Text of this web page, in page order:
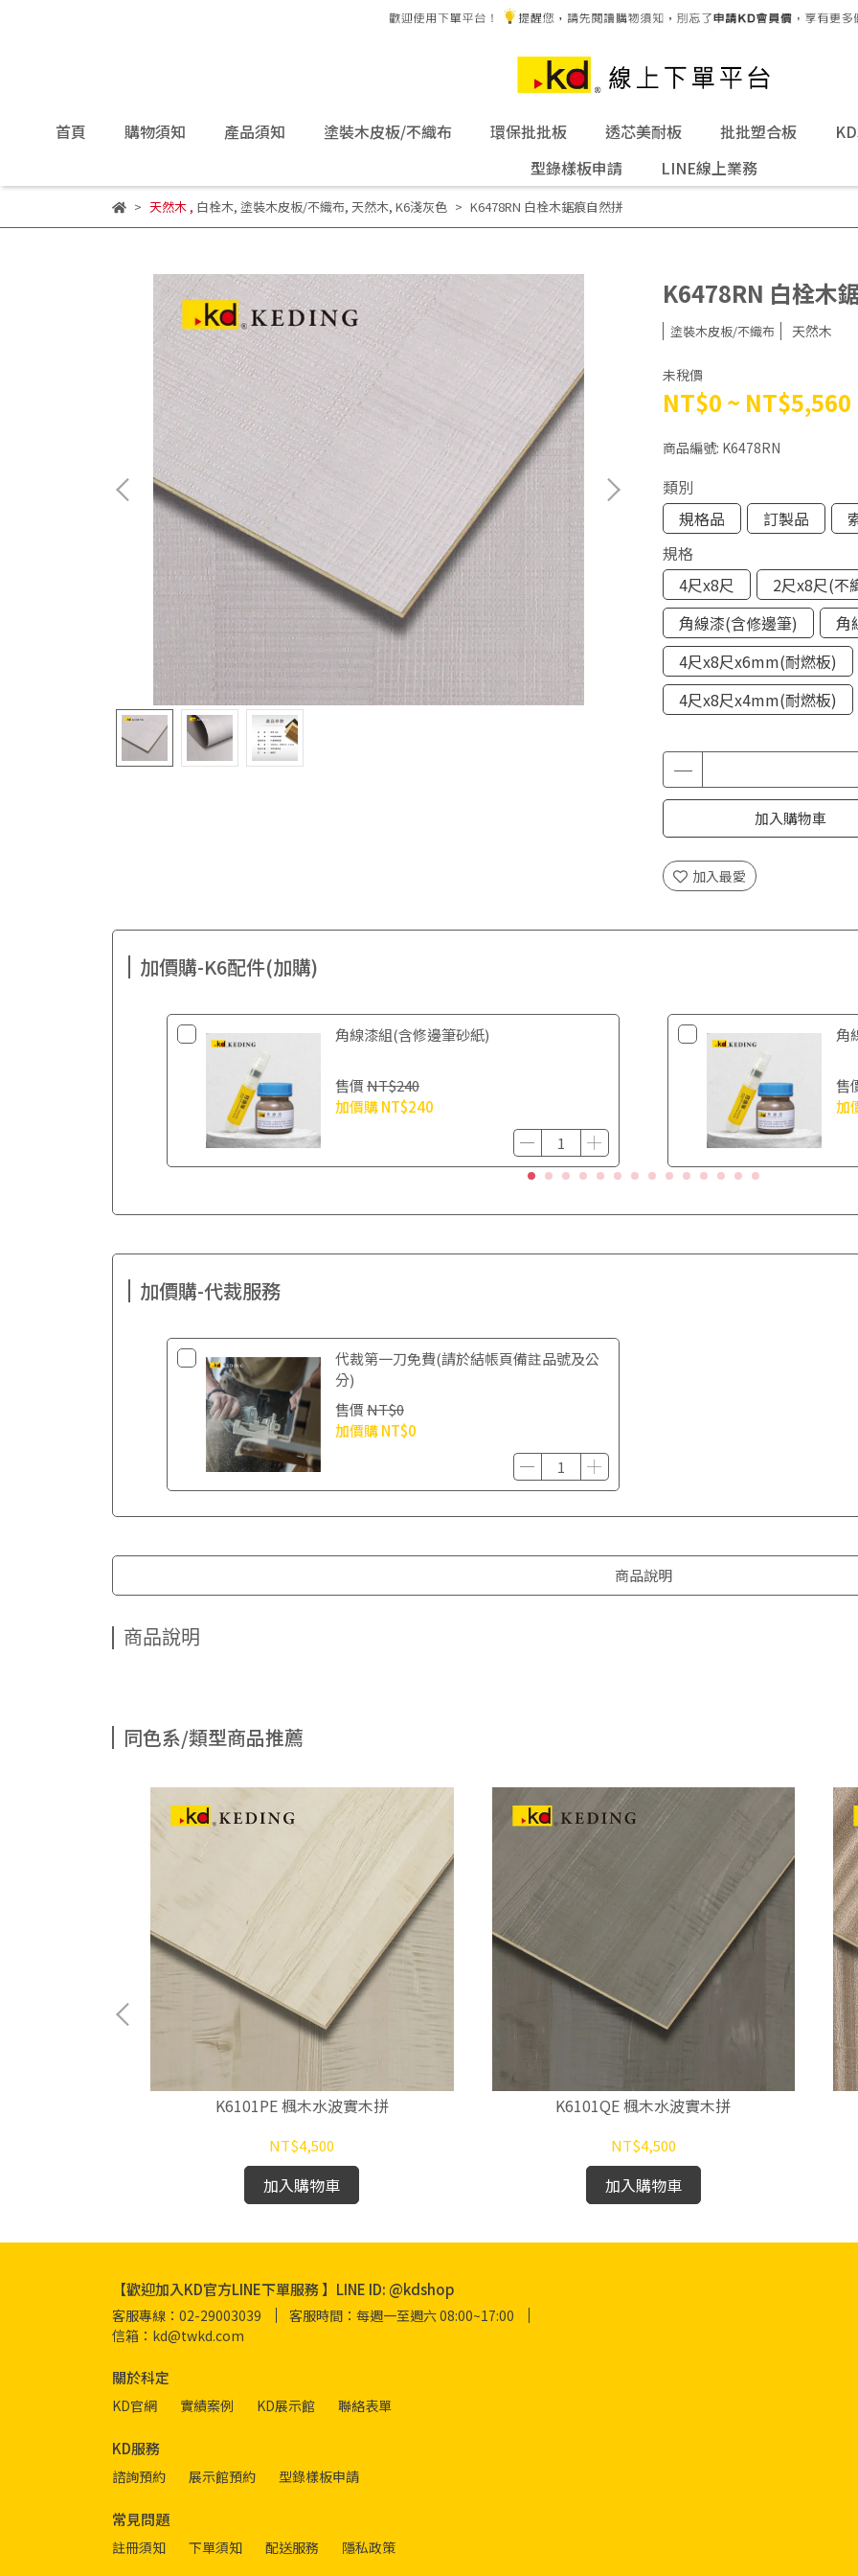
首頁 購物須知 產品須知 塗裝木皮板/不織布 環保批批板 透芯美耐板 批批塑合板
型錄樣板申請
LINE線上業務
天然木, 白栓木, 塗裝木皮板/不織布, 天然木, K6淺灰色 K6478RN 白栓木鋸痕自然拼
K6478RN 白栓木
塗裝木皮板/不織布 天然木
未稅價
NT$0 ~ NT$5,560
商品編號: K6478RN
類別
規格品
訂製品
規格
4尺x8尺
2尺x8尺(不
角線漆(含修邊筆)
角
4尺x8尺x6mm(耐燃板)
4尺x8尺x4mm(耐燃板)
加入購物車
加入最愛
加價購-K6配件(加購)
角線漆組(含修邊筆砂紙)
售價NT$240
加價購NT$240
角
售
加
加價購-代裁服務
代裁第一刀免費(請於結帳頁備註品號及公
分)
售價NT$0
加價購NT$0
商品說明
商品說明
同色系/類型商品推薦
K6101PE 楓木水波實木拼
NT$4,500
加入購物車
K6101QE 楓木水波實木拼
NT$4,500
加入購物車
【歡迎加入KD官方LINE下單服務 】LINE ID: @kdshop
客服專線：02-29003039
客服時間：每週一至週六 08:00~17:00
信箱：kd@twkd.com
關於科定
KD官網 實績案例 KD展示館 聯絡表單
KD服務
諮詢預約 展示館預約 型錄樣板申請
常見問題
註冊須知 下單須知 配送服務 隱私政策